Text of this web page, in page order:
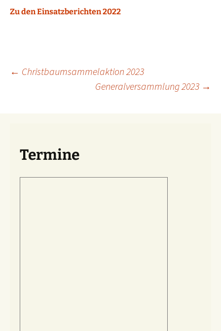
Zu den Einsatzberichten 2022
Beitragsnavigation
← Christbaumsammelaktion 2023
Generalversammlung 2023 →
Termine